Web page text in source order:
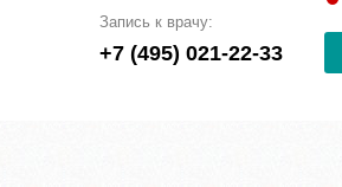
Запись к врачу:
+7 (495) 021-22-33